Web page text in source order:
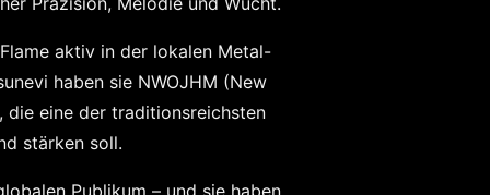
aktiv in der lokalen Metal-
haben sie NWOJHM (New
die eine der traditionsreichsten
stärken soll.
Publikum – und sie haben